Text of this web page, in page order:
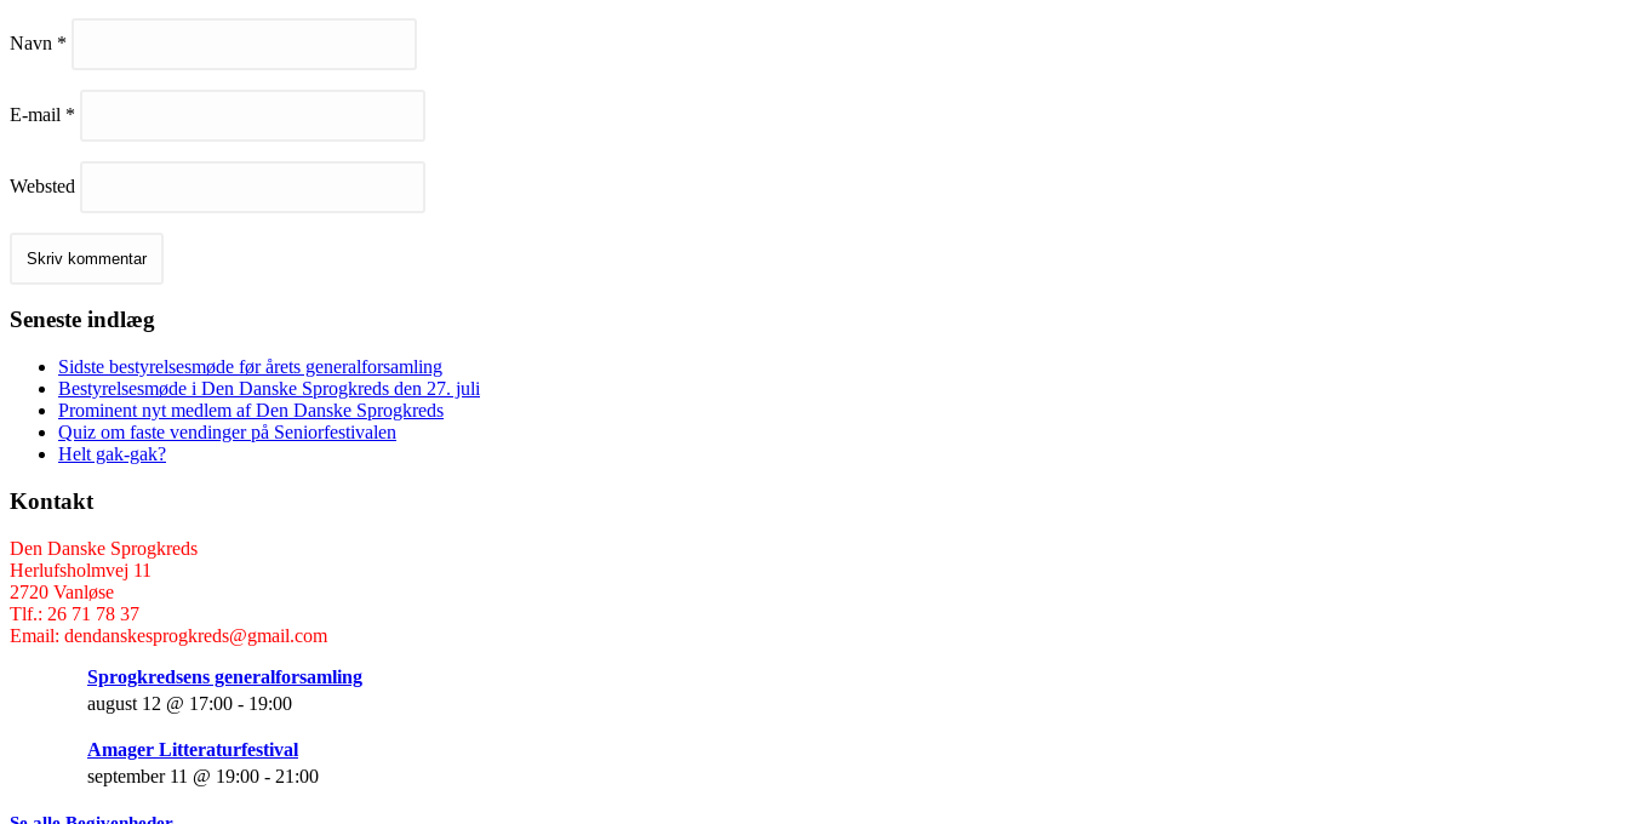
Navn *
E-mail *
Websted
Seneste indlæg
Sidste bestyrelsesmøde før årets generalforsamling
Bestyrelsesmøde i Den Danske Sprogkreds den 27. juli
Prominent nyt medlem af Den Danske Sprogkreds
Quiz om faste vendinger på Seniorfestivalen
Helt gak-gak?
Kontakt
Den Danske Sprogkreds
Herlufsholmvej 11
2720 Vanløse
Tlf.: 26 71 78 37
Email: dendanskesprogkreds@gmail.com
Sprogkredsens generalforsamling
august 12 @ 17:00 - 19:00
Amager Litteraturfestival
september 11 @ 19:00 - 21:00